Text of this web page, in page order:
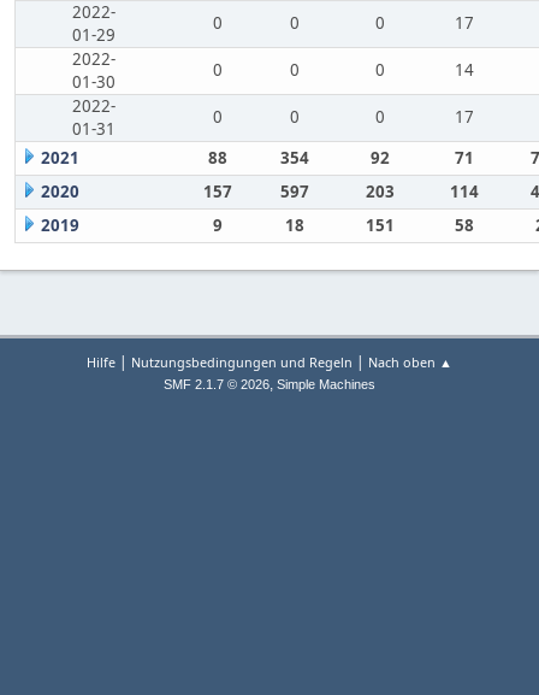
2022-
01-29
0 0 0
17
2022-
01-30
0 0 0
14
2022-
01-31
0 0 0
17
2021
88 354 92 71
2020
157 597 203 114
2019
9 18 151 58
Hilfe | Nutzungsbedingungen und Regeln | Nach oben ▲
SMF 2.1.7 © 2026, Simple Machines